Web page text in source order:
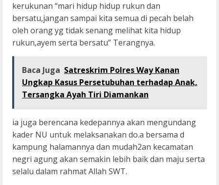
kerukunan “mari hidup hidup rukun dan
bersatu,jangan sampai kita semua di pecah belah
oleh orang yg tidak senang melihat kita hidup
rukun,ayem serta bersatu” Terangnya.
Baca Juga Satreskrim Polres Way Kanan
Ungkap Kasus Persetubuhan terhadap Anak,
Tersangka Ayah Tiri Diamankan
ia juga berencana kedepannya akan mengundang
kader NU untuk melaksanakan do.a bersama d
kampung halamannya dan mudah2an kecamatan
negri agung akan semakin lebih baik dan maju serta
selalu dalam rahmat Allah SWT.